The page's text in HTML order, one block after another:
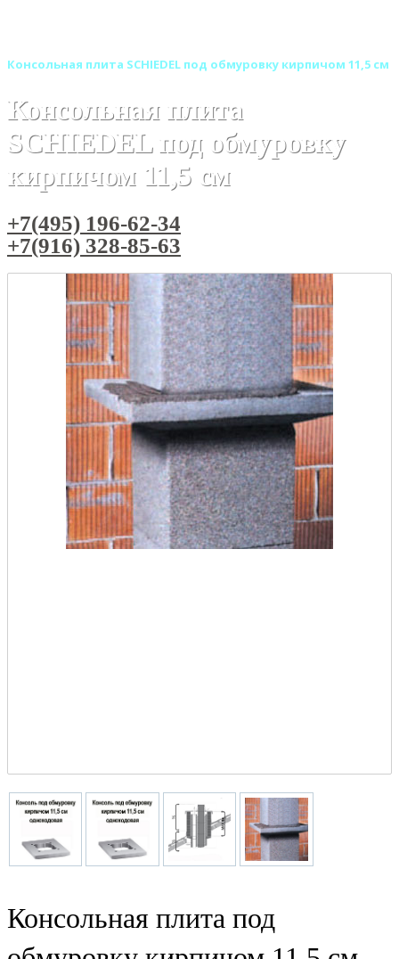
Консольная плита SCHIEDEL под обмуровку кирпичом 11,5 см
Консольная плита
SCHIEDEL под обмуровку
кирпичом 11,5 см
+7(495) 196-62-34
+7(916) 328-85-63
Консольная плита под